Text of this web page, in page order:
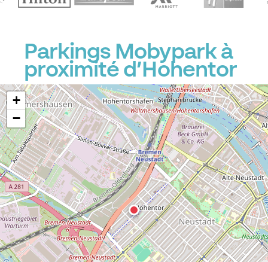
Parkings Mobypark à
proximité d’Hohentor
+
−